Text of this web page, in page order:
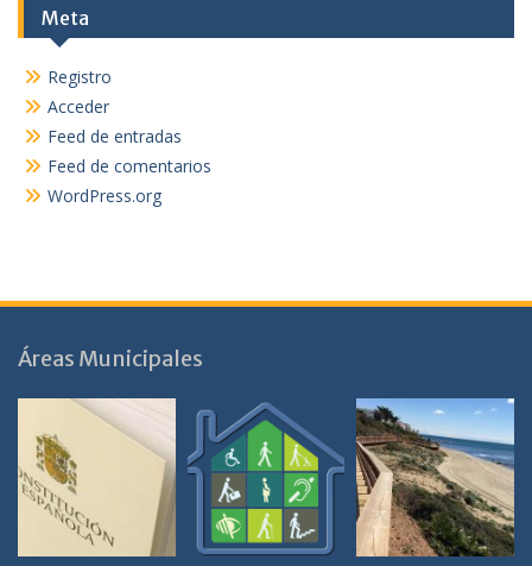
Meta
Registro
Acceder
Feed de entradas
Feed de comentarios
WordPress.org
Áreas Municipales